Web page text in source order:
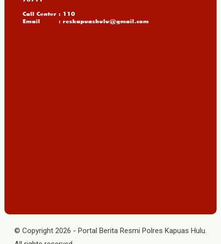
© Copyright 2026 - Portal Berita Resmi Polres Kapuas Hulu.